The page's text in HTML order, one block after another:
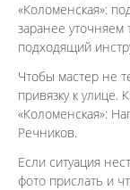
«Коломенская»:
заранее
подходящий
Чтобы мастер не
привязку к
«Коломенская»:
Речников.
Если ситуация
фото прислать и